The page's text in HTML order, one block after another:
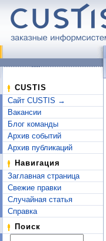
CUSTIS
Сайт CUSTIS →
Вакансии
Блог команды
Архив событий
Архив публикаций
Навигация
Заглавная страница
Свежие правки
Случайная статья
Справка
Поиск